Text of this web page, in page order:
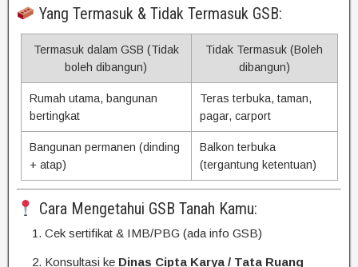
Yang Termasuk & Tidak Termasuk GSB:
Termasuk dalam GSB (Tidak
boleh dibangun)
Tidak Termasuk (Boleh
dibangun)
Rumah utama, bangunan
bertingkat
Teras terbuka, taman,
pagar, carport
Bangunan permanen (dinding
+ atap)
Balkon terbuka
(tergantung ketentuan)
Cara Mengetahui GSB Tanah Kamu:
Cek sertifikat & IMB/PBG (ada info GSB)
Konsultasi ke Dinas Cipta Karya / Tata Ruang